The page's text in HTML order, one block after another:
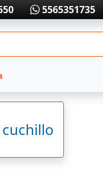
5565351735